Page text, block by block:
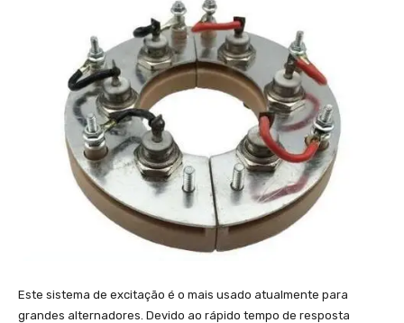
Este sistema de excitação é o mais usado atualmente para
grandes alternadores. Devido ao rápido tempo de resposta